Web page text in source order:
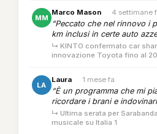
MM
Marco Mason · 4 settimane
“Peccato che nel rinnovo i
km inclusi in certe auto
↳ KINTO confermato car
innovazione Toyota fino al
LA
Laura · 1 mese fa
“È un programma che mi
ricordare i brani e
↳ Ultima serata per
musicale su Italia 1